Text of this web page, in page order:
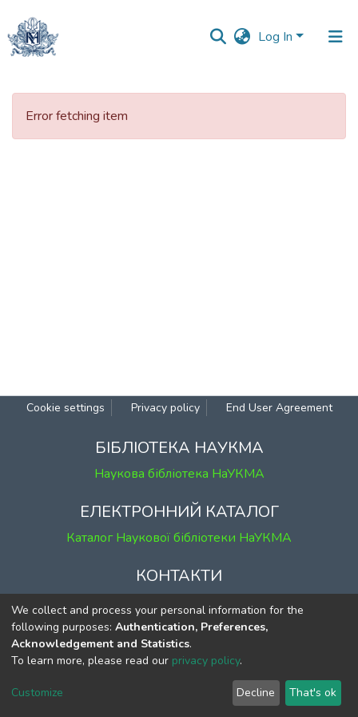
Log In
Communities
Error fetching item
Cookie settings Privacy policy End User Agreement
БІБЛІОТЕКА НАУКМА
Наукова бібліотека НаУКМА
ЕЛЕКТРОННИЙ КАТАЛОГ
Каталог Наукової бібліотеки НаУКМА
КОНТАКТИ
м. Київ, вул. Григорія Сковороди, 2
к. 1, к. 120
тел. (044) 463-69-31
ekmair@ukma.edu.ua
We collect and process your personal information for the
following purposes: Authentication, Preferences,
Acknowledgement and Statistics.
To learn more, please read our privacy policy.
Customize Decline That's ok